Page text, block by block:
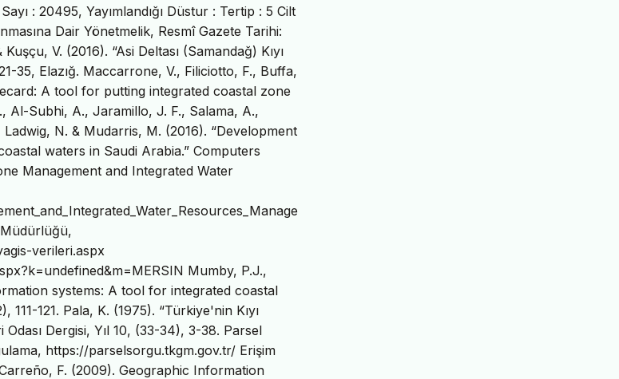
: 20495, Yayımlandığı Düstur : Tertip : 5 Cilt
Dair Yönetmelik, Resmî Gazete Tarihi:
V. (2016). “Asi Deltası (Samandağ) Kıyı
35, Elazığ. Maccarrone, V., Filiciotto, F., Buffa,
A tool for putting integrated coastal zone
Al-Subhi, A., Jaramillo, J. F., Salama, A.,
N. & Mudarris, M. (2016). “Development
waters in Saudi Arabia.” Computers
Management and Integrated Water
verileri.aspx
Mumby, P.J.,
systems: A tool for integrated coastal
121. Pala, K. (1975). “Türkiye'nin Kıyı
Dergisi, Yıl 10, (33-34), 3-38. Parsel
https://parselsorgu.tkgm.gov.tr/ Erişim
F. (2009). Geographic Information